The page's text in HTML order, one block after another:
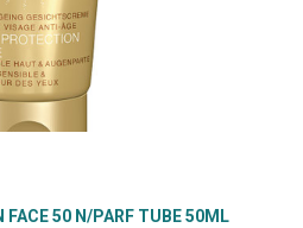
FACE 50 N/PARF TUBE 50ML